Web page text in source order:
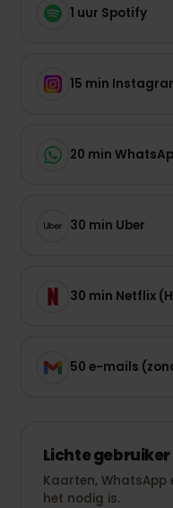
1 uur Spotify
15 min
20 min
30 min Uber
30 min Netflix
50 e-mails
Lichte gebruiker
Kaarten, WhatsApp
het nodig is.